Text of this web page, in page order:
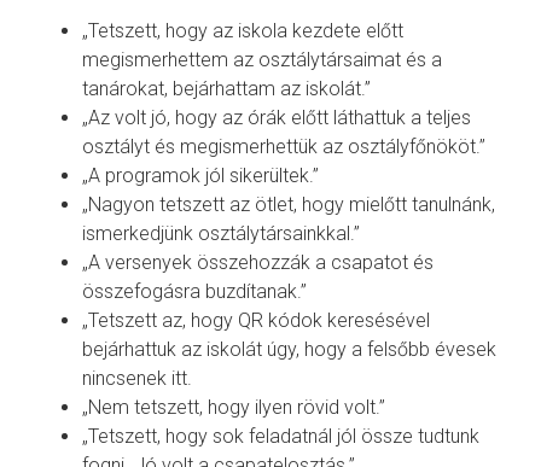
„Tetszett, hogy az iskola kezdete előtt
megismerhettem az osztálytársaimat és a
tanárokat, bejárhattam az iskolát.”
„Az volt jó, hogy az órák előtt láthattuk a teljes
osztályt és megismerhettük az osztályfőnököt.”
„A programok jól sikerültek.”
„Nagyon tetszett az ötlet, hogy mielőtt tanulnánk,
ismerkedjünk osztálytársainkkal.”
„A versenyek összehozzák a csapatot és
összefogásra buzdítanak.”
„Tetszett az, hogy QR kódok keresésével
bejárhattuk az iskolát úgy, hogy a felsőbb évesek
nincsenek itt.
„Nem tetszett, hogy ilyen rövid volt.”
„Tetszett, hogy sok feladatnál jól össze tudtunk